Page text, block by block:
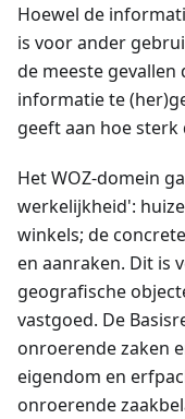
Hoewel de
is voor ander
de meeste
informatie te
geeft aan hoe sterk
Het WOZ-domein
werkelijkheid':
winkels; de
en aanraken. Dit is
geografische
vastgoed. De
onroerende zaken
eigendom en
onroerende